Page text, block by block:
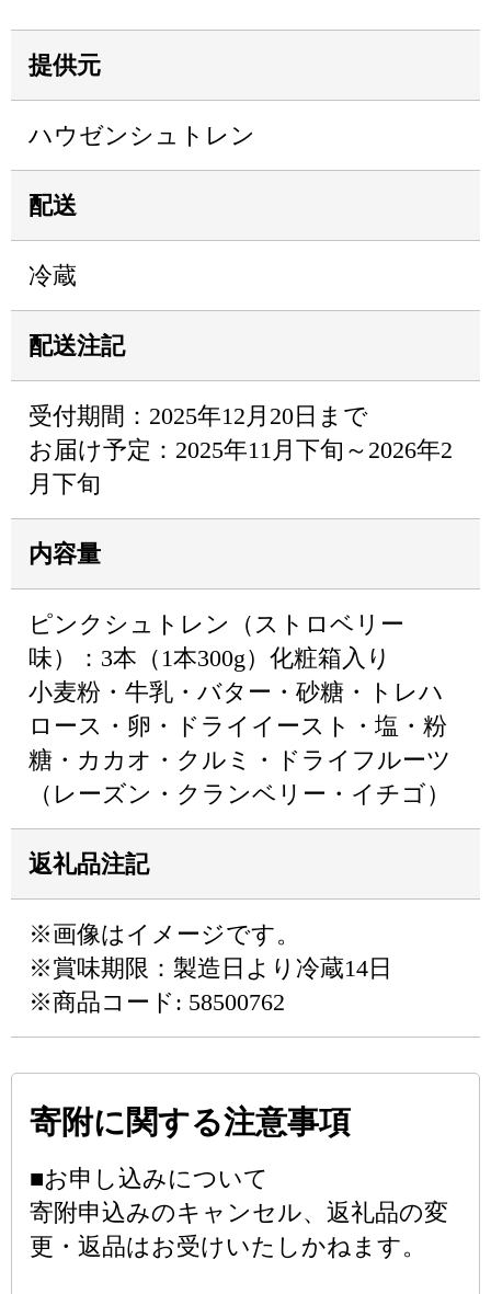
提供元
ハウゼンシュトレン
配送
冷蔵
配送注記
受付期間：2025年12月20日まで
お届け予定：2025年11月下旬～2026年2
月下旬
内容量
ピンクシュトレン（ストロベリー
味）：3本（1本300g）化粧箱入り
小麦粉・牛乳・バター・砂糖・トレハ
ロース・卵・ドライイースト・塩・粉
糖・カカオ・クルミ・ドライフルーツ
（レーズン・クランベリー・イチゴ）
返礼品注記
※画像はイメージです。
※賞味期限：製造日より冷蔵14日
※商品コード: 58500762
寄附に関する注意事項
■お申し込みについて
寄附申込みのキャンセル、返礼品の変
更・返品はお受けいたしかねます。